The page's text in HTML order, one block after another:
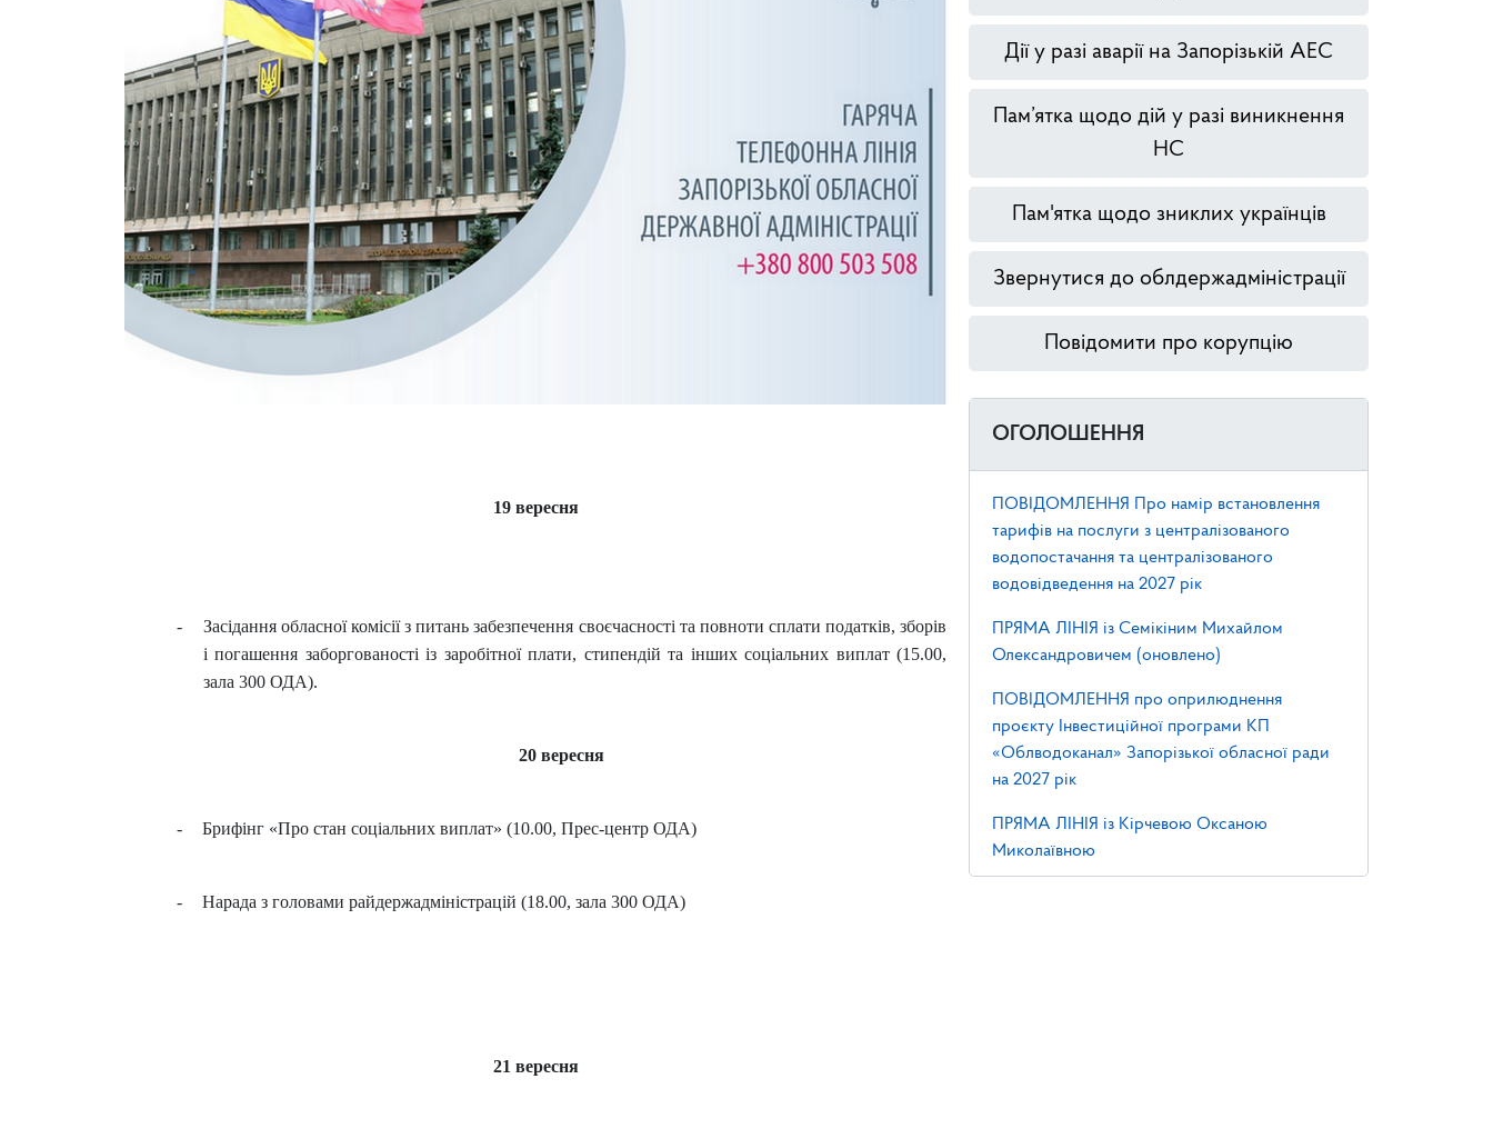
19 вересня
-
Засідання обласної комісії з питань забезпечення своєчасності та повноти сплати податків, зборів
і погашення заборгованості із заробітної плати, стипендій та інших соціальних виплат (15.00,
зала 300 ОДА).
20 вересня
- Брифінг «Про стан соціальних виплат» (10.00, Прес-центр ОДА)
- Нарада з головами райдержадміністрацій (18.00, зала 300 ОДА)
21 вересня
Дії у разі аварії на Запорізькій АЕС
Пам’ятка щодо дій у разі виникнення
НС
Пам'ятка щодо зниклих українців
Звернутися до облдержадміністрації
Повідомити про корупцію
ОГОЛОШЕННЯ
ПОВІДОМЛЕННЯ Про намір встановлення
тарифів на послуги з централізованого
водопостачання та централізованого
водовідведення на 2027 рік
ПРЯМА ЛІНІЯ із Семікіним Михайлом
Олександровичем (оновлено)
ПОВІДОМЛЕННЯ про оприлюднення
проєкту Інвестиційної програми КП
«Облводоканал» Запорізької обласної ради
на 2027 рік
ПРЯМА ЛІНІЯ із Кірчевою Оксаною
Миколаївною